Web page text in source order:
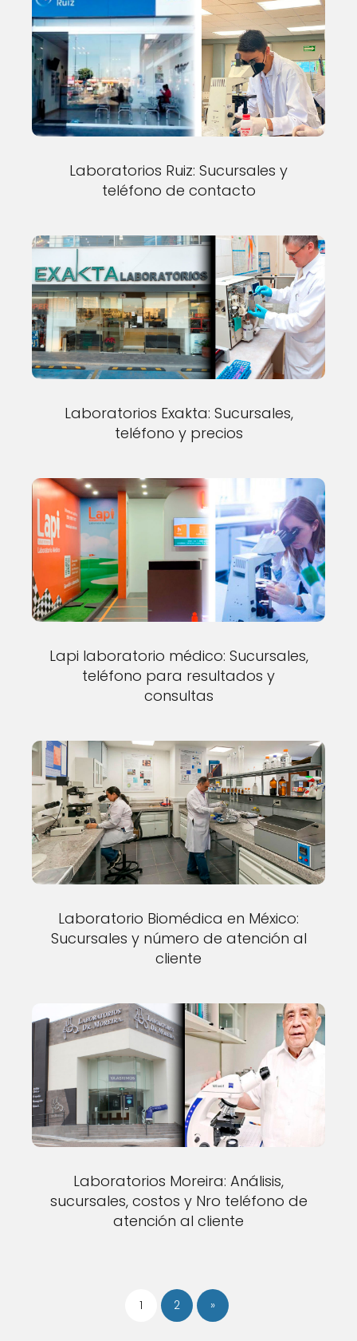
Laboratorios Ruiz: Sucursales y
teléfono de contacto
Laboratorios Exakta: Sucursales,
teléfono y precios
Lapi laboratorio médico: Sucursales,
teléfono para resultados y
consultas
Laboratorio Biomédica en México:
Sucursales y número de atención al
cliente
Laboratorios Moreira: Análisis,
sucursales, costos y Nro teléfono de
atención al cliente
1 2 »